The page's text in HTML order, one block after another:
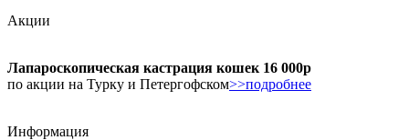
Акции
Лапароскопическая кастрация кошек 16 000р
по акции на Турку и Петергофском>>подробнее
Информация